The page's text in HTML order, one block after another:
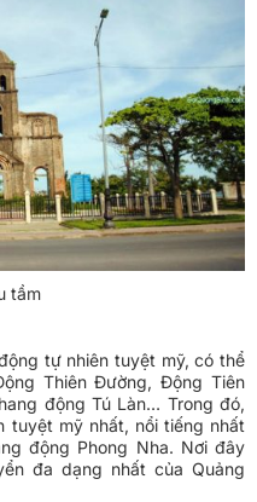
tầm
tự nhiên tuyệt mỹ, có thể
Thiên Đường, Động Tiên
động Tú Làn… Trong đó,
tuyệt mỹ nhất, nổi tiếng nhất
động Phong Nha. Nơi đây
đa dạng nhất của Quảng